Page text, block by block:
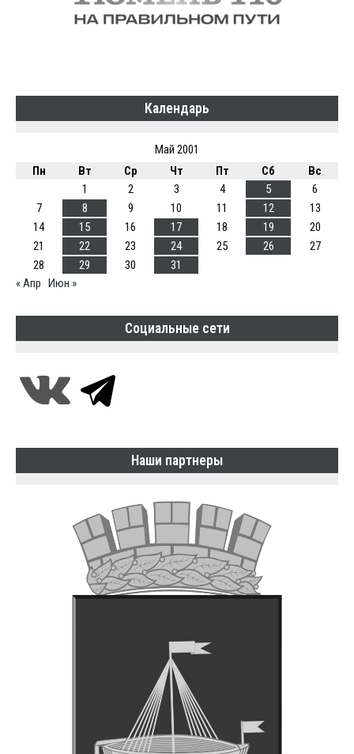
Календарь
Май 2001
Пн
Вт Ср Чт Пт Сб
Вс
1
2 3 4 5
6
7
8 9 10 11 12
13
14
15 16 17 18 19
20
21
22 23 24 25 26
27
28
29 30
31
« Апр Июн »
Социальные сети
Наши партнеры